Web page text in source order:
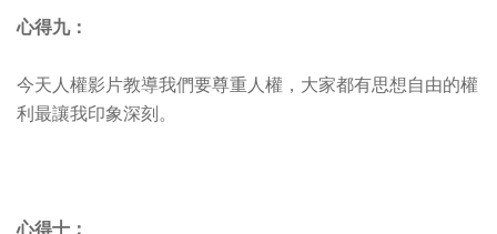
心得九：
今天人權影片教導我們要尊重人權，大家都有思想自由的權
利最讓我印象深刻。
心得十：